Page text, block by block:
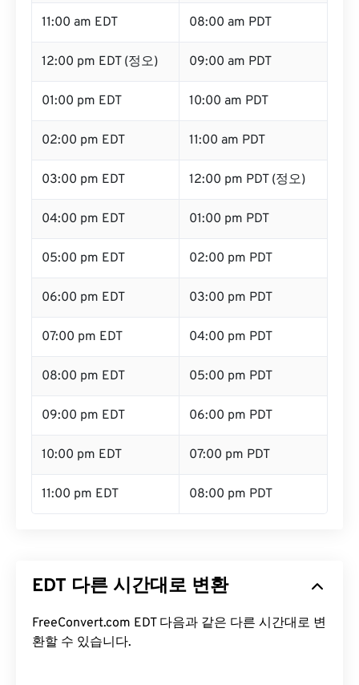
11:00 am EDT 08:00 am PDT
12:00 pm EDT (정오) 09:00 am PDT
01:00 pm EDT 10:00 am PDT
02:00 pm EDT 11:00 am PDT
03:00 pm EDT 12:00 pm PDT (정오)
04:00 pm EDT 01:00 pm PDT
05:00 pm EDT 02:00 pm PDT
06:00 pm EDT 03:00 pm PDT
07:00 pm EDT 04:00 pm PDT
08:00 pm EDT 05:00 pm PDT
09:00 pm EDT 06:00 pm PDT
10:00 pm EDT 07:00 pm PDT
11:00 pm EDT 08:00 pm PDT
EDT 다른 시간대로 변환
FreeConvert.com EDT 다음과 같은 다른 시간대로 변
환할 수 있습니다.